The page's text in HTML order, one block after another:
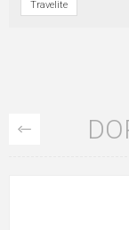
Travelite